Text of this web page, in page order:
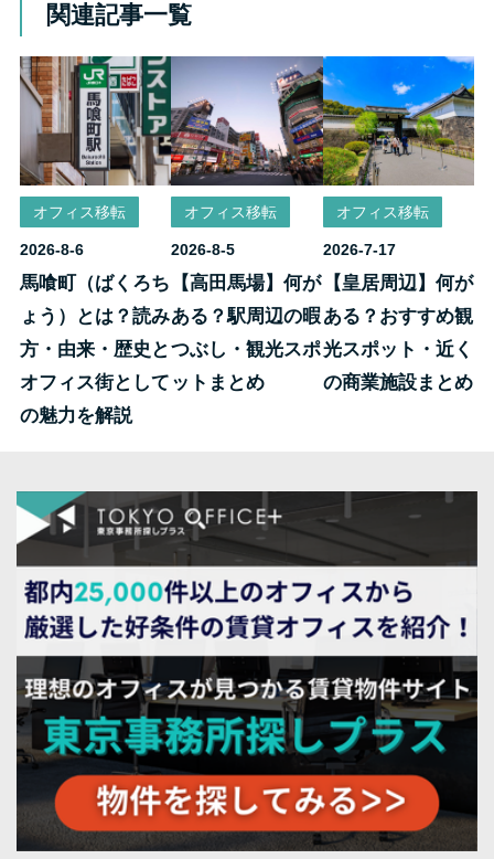
関連記事一覧
オフィス移転
2026-8-6
馬喰町（ばくろち
ょう）とは？読み
方・由来・歴史と
オフィス街として
の魅力を解説
オフィス移転
2026-8-5
【高田馬場】何が
ある？駅周辺の暇
つぶし・観光スポ
ットまとめ
オフィス移転
2026-7-17
【皇居周辺】何が
ある？おすすめ観
光スポット・近く
の商業施設まとめ